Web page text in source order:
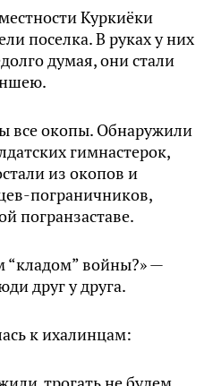
Куркиёки
поселка. В руках у них
думая, они стали
все окопы. Обнаружили
гимнастерок,
из окопов и
пограничников,
погранзаставе.
“кладом” войны?» —
друг у друга.
к ихалинцам: